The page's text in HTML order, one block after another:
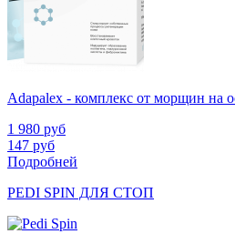
Adapalex - комплекс от морщин на
1 980 руб
147 руб
Подробней
PEDI SPIN ДЛЯ СТОП